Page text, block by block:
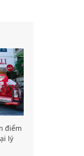
điểm
lý